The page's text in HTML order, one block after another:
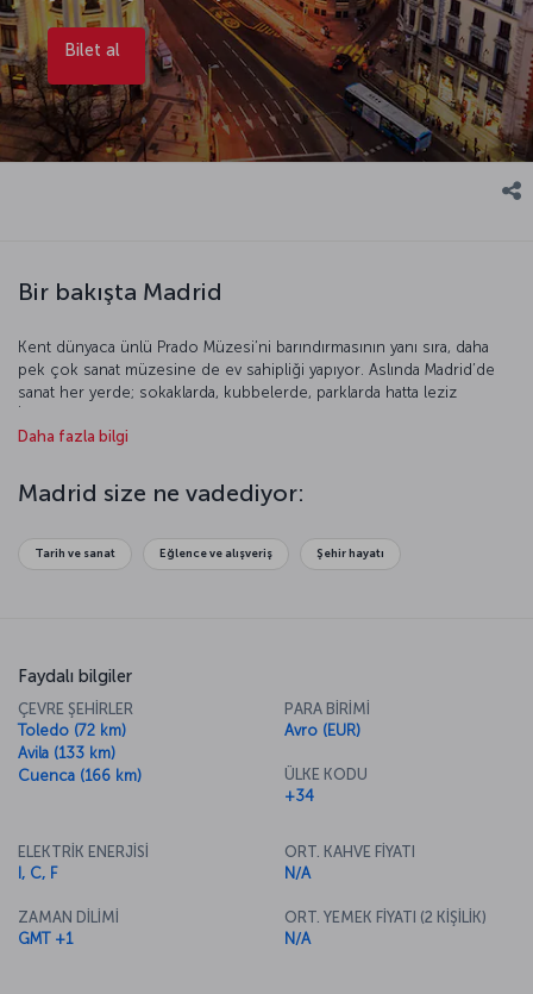
Bilet al
Bir bakışta Madrid
Kent dünyaca ünlü Prado Müzesi’ni barındırmasının yanı sıra, daha
pek çok sanat müzesine de ev sahipliği yapıyor. Aslında Madrid’de
sanat her yerde; sokaklarda, kubbelerde, parklarda hatta leziz
binalarıyla, zevkli meydanlarıyla ve modern, keyifli bir yeri gezerken
fazla ziyareti hak eden bir kent.
Daha fazla bilgi
Madrid size ne vadediyor:
Tarih ve sanat Eğlence ve alışveriş Şehir hayatı
Faydalı bilgiler
ÇEVRE ŞEHİRLER
Toledo (72 km)
Avila (133 km)
Cuenca (166 km)
PARA BİRİMİ
Avro (EUR)
ÜLKE KODU
+34
ELEKTRİK ENERJİSİ
I, C, F
ZAMAN DİLİMİ
GMT +1
ORT. KAHVE FİYATI
N/A
ORT. YEMEK FİYATI (2 KİŞİLİK)
N/A